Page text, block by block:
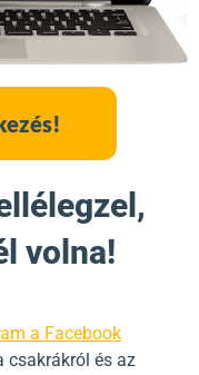
volna!
a Facebook
csakrákról és az